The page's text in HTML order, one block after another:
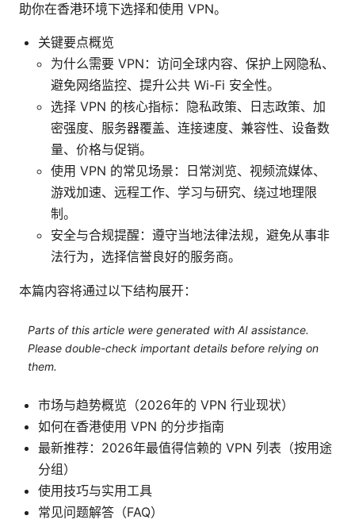
助你在香港环境下选择和使用 VPN。
关键要点概览
为什么需要 VPN：访问全球内容、保护上网隐私、
避免网络监控、提升公共 Wi-Fi 安全性。
选择 VPN 的核心指标：隐私政策、日志政策、加
密强度、服务器覆盖、连接速度、兼容性、设备数
量、价格与促销。
使用 VPN 的常见场景：日常浏览、视频流媒体、
游戏加速、远程工作、学习与研究、绕过地理限
制。
安全与合规提醒：遵守当地法律法规，避免从事非
法行为，选择信誉良好的服务商。
本篇内容将通过以下结构展开：
Parts of this article were generated with AI assistance.
Please double-check important details before relying on
them.
市场与趋势概览（2026年的 VPN 行业现状）
如何在香港使用 VPN 的分步指南
最新推荐：2026年最值得信赖的 VPN 列表（按用途
分组）
使用技巧与实用工具
常见问题解答（FAQ）